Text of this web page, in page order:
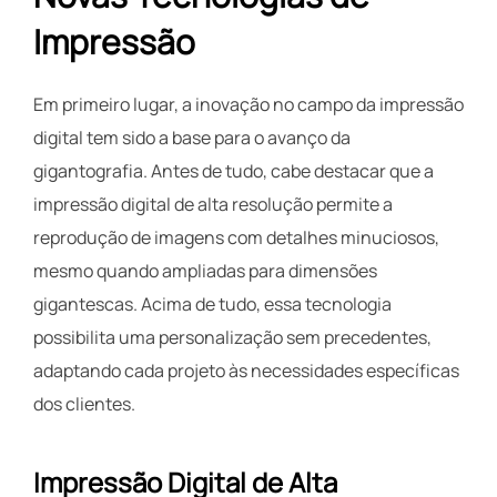
Impressão
Em primeiro lugar, a inovação no campo da impressão
digital tem sido a base para o avanço da
gigantografia. Antes de tudo, cabe destacar que a
impressão digital de alta resolução permite a
reprodução de imagens com detalhes minuciosos,
mesmo quando ampliadas para dimensões
gigantescas. Acima de tudo, essa tecnologia
possibilita uma personalização sem precedentes,
adaptando cada projeto às necessidades específicas
dos clientes.
Impressão Digital de Alta